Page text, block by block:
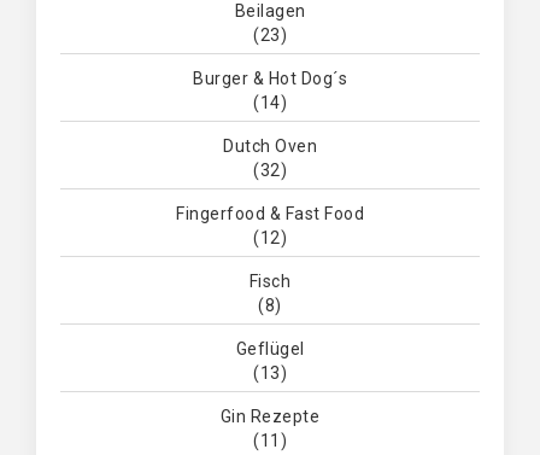
Beilagen
(23)
Burger & Hot Dog´s
(14)
Dutch Oven
(32)
Fingerfood & Fast Food
(12)
Fisch
(8)
Geflügel
(13)
Gin Rezepte
(11)